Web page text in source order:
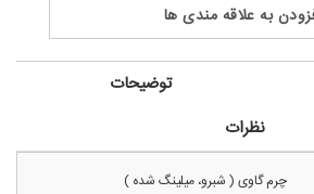
به علاقه مندی ها
توضیحات
نظرات
چرم گاوی ( شبرو، میلینگ شده )